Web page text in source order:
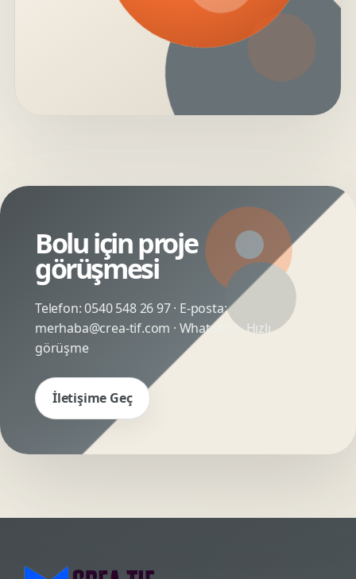
Bolu için proje
görüşmesi
Telefon:0540 548 26 97· E-posta:
merhaba@crea-tif.com · WhatsApp:Hızlı
görüşme
İletişime Geç